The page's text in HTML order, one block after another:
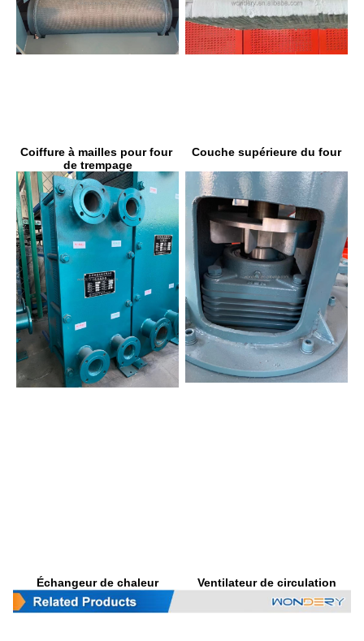
Coiffure à mailles pour four
de trempage
Couche supérieure du four
Échangeur de chaleur Ventilateur de circulation